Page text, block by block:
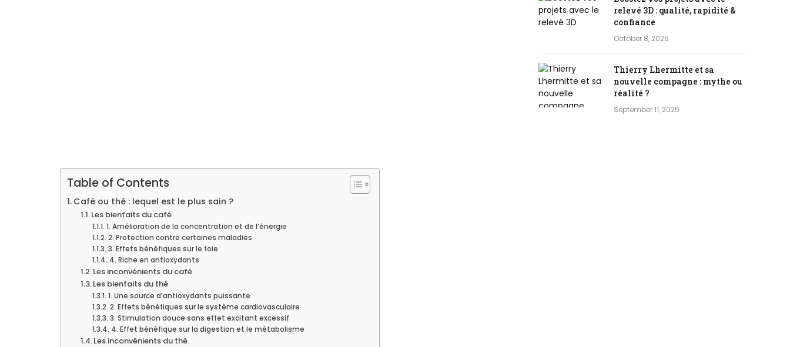
Table of Contents
Café ou thé : lequel est le plus sain ?
Les bienfaits du café
1. Amélioration de la concentration et de l’énergie
2. Protection contre certaines maladies
3. Effets bénéfiques sur le foie
4. Riche en antioxydants
Les inconvénients du café
Les bienfaits du thé
1. Une source d’antioxydants puissante
2. Effets bénéfiques sur le système cardiovasculaire
3. Stimulation douce sans effet excitant excessif
4. Effet bénéfique sur la digestion et le métabolisme
Les inconvénients du thé
relevé 3D : qualité, rapidité &
confiance
October 8, 2025
Thierry Lhermitte et sa
nouvelle compagne : mythe ou
réalité ?
September 11, 2025